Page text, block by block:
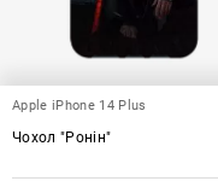
Apple iPhone 14 Plus
Чохол "Ронін"